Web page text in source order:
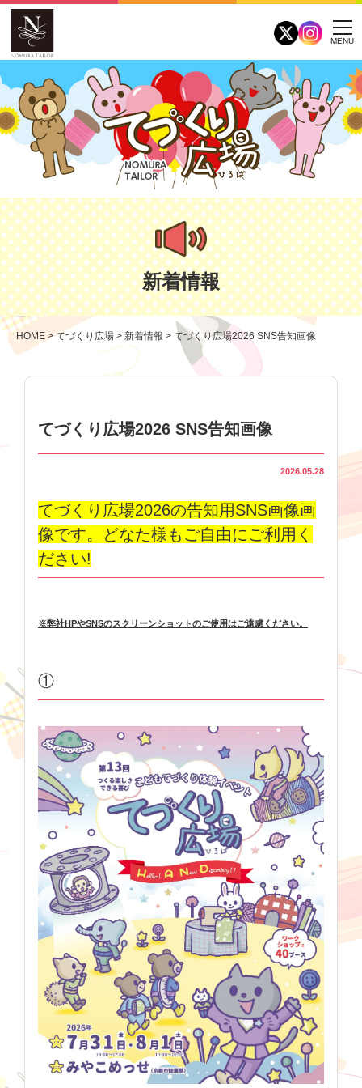
MENU
新着情報
HOME >てづくり広場 > 新着情報 > てづくり広場2026 SNS告知画像
てづくり広場2026 SNS告知画像
2026.05.28
てづくり広場2026の告知用SNS画像画
像です。どなた様もご自由にご利用く
ださい!
※弊社HPやSNSのスクリーンショットのご使用はご遠慮ください。
①